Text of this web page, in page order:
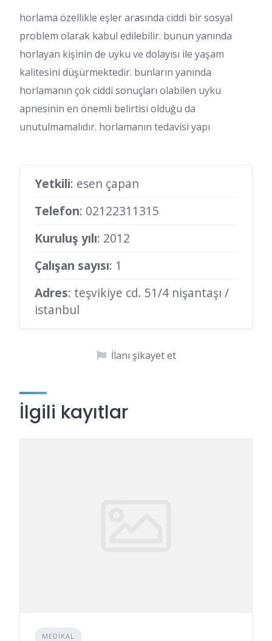
horlama özellikle eşler arasında ciddi bir sosyal
problem olarak kabul edilebilir. bunun yanında
horlayan kişinin de uyku ve dolayısı ile yaşam
kalitesini düşürmektedir. bunların yanında
horlamanın çok ciddi sonuçları olabilen uyku
apnesinin en önemli belirtisi olduğu da
unutulmamalıdır. horlamanın tedavisi yapı
Yetkili: esen çapan
Telefon: 02122311315
Kuruluş yılı: 2012
Çalışan sayısı: 1
Adres: teşvikiye cd. 51/4 nişantaşı /
istanbul
İlanı şikayet et
İlgili kayıtlar
MEDIKAL